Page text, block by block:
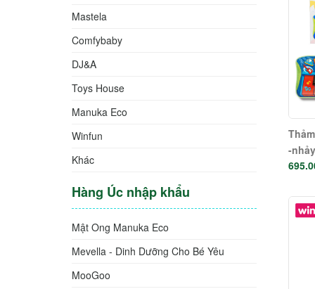
-
NL
Mastela
Comfybaby
DJ&A
Toys House
Manuka Eco
Winfun
Khác
Hàng Úc nhập khẩu
Mật Ong Manuka Eco
Mevella - Dinh Dưỡng Cho Bé Yêu
MooGoo